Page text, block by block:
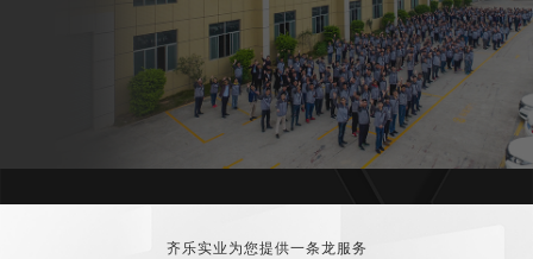
齐乐实业为您提供一条龙服务